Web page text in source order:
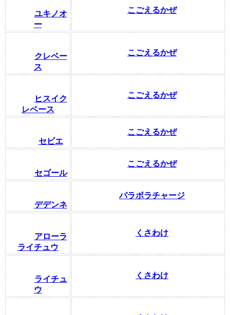
ユキノオ
ー
こごえるかぜ
クレベー
ス
こごえるかぜ
ヒスイク
レベース
こごえるかぜ
セビエ
こごえるかぜ
セゴール
こごえるかぜ
デデンネ
パラボラチャージ
アローラ
ライチュウ
くさわけ
ライチュ
ウ
くさわけ